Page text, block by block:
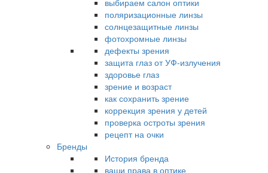
выбираем салон оптики
поляризационные линзы
солнцезащитные линзы
фотохромные линзы
дефекты зрения
защита глаз от УФ-излучения
здоровье глаз
зрение и возраст
как сохранить зрение
коррекция зрения у детей
проверка остроты зрения
рецепт на очки
Бренды
История бренда
ваши права в оптике